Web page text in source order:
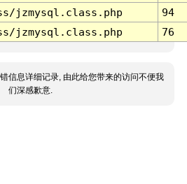
jzmysql.class.php
94
jzmysql.class.php 76
信息详细记录, 由此给您带来的访问不便我
们深感歉意.